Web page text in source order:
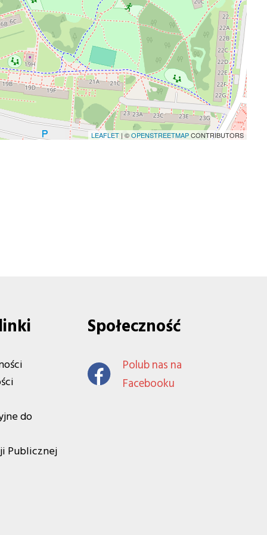
LEAFLET | ©OPENSTREETMAPCONTRIBUTORS
do
Publicznej
Społeczność
Polub nas na
Facebooku